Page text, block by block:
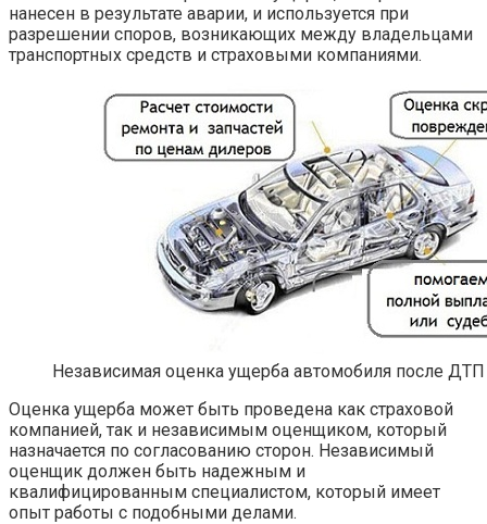
нанесен в результате аварии, и используется при
разрешении споров, возникающих между владельцами
транспортных средств и страховыми компаниями.
Независимая оценка ущерба автомобиля после ДТП
Оценка ущерба может быть проведена как страховой
компанией, так и независимым оценщиком, который
назначается по согласованию сторон. Независимый
оценщик должен быть надежным и
квалифицированным специалистом, который имеет
опыт работы с подобными делами.